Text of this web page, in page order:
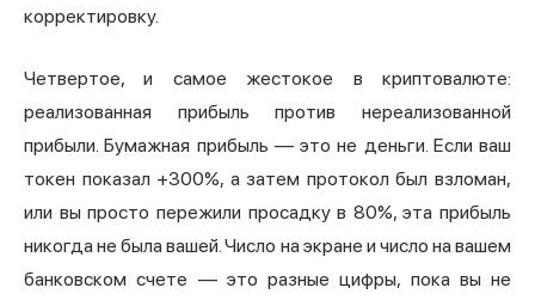
корректировку.
Четвертое, и самое жестокое в криптовалюте:
реализованная прибыль против нереализованной
прибыли. Бумажная прибыль — это не деньги. Если ваш
токен показал +300%, а затем протокол был взломан,
или вы просто пережили просадку в 80%, эта прибыль
никогда не была вашей. Число на экране и число на вашем
банковском счете — это разные цифры, пока вы не